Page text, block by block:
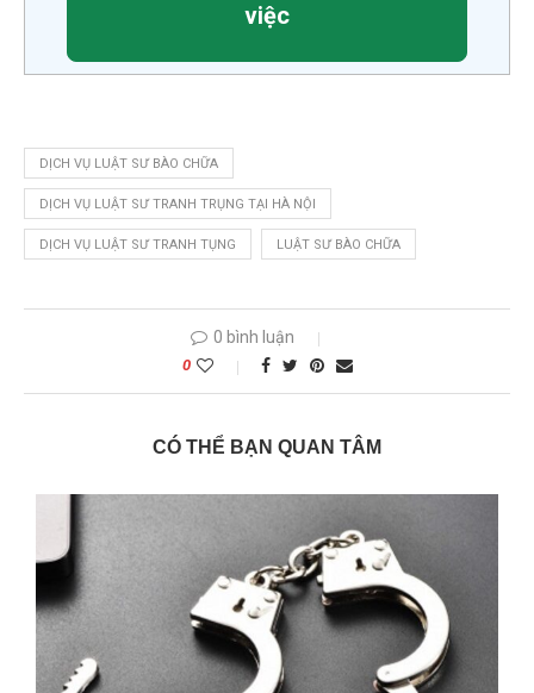
việc
DỊCH VỤ LUẬT SƯ BÀO CHỮA
DỊCH VỤ LUẬT SƯ TRANH TRỤNG TẠI HÀ NỘI
DỊCH VỤ LUẬT SƯ TRANH TỤNG LUẬT SƯ BÀO CHỮA
0 bình luận
0
CÓ THỂ BẠN QUAN TÂM